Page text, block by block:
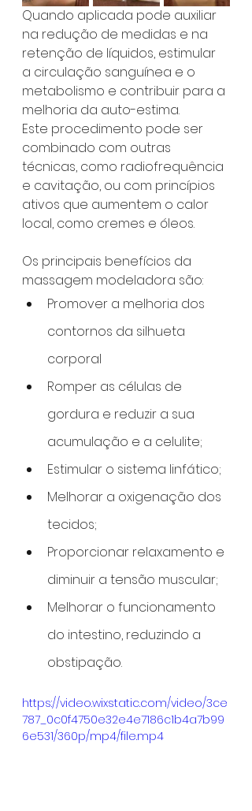
Quando aplicada pode auxiliar
na redução de medidas e na
retenção de líquidos, estimular
a circulação sanguínea e o
metabolismo e contribuir para a
melhoria da auto-estima.
Este procedimento pode ser
combinado com outras
técnicas, como radiofrequência
e cavitação, ou com princípios
ativos que aumentem o calor
local, como cremes e óleos.
Os principais benefícios da
massagem modeladora são:
Promover a melhoria dos
contornos da silhueta
corporal
Romper as células de
gordura e reduzir a sua
acumulação e a celulite;
Estimular o sistema linfático;
Melhorar a oxigenação dos
tecidos;
Proporcionar relaxamento e
diminuir a tensão muscular;
Melhorar o funcionamento
do intestino, reduzindo a
obstipação.
https://video.wixstatic.com/video/3ce
787_0c0f4750e32e4e7186c1b4a7b99
6e531/360p/mp4/file.mp4